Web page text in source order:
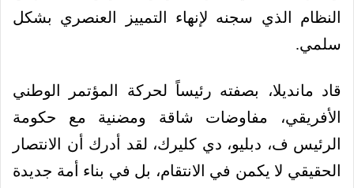
النظام الذي سجنه لإنهاء التمييز العنصري بشكل
سلمي.
قاد مانديلا، بصفته رئيساً لحركة المؤتمر الوطني
الأفريقي، مفاوضات شاقة ومضنية مع حكومة
الرئيس ف، دبليو، دي كليرك، لقد أدرك أن الانتصار
الحقيقي لا يكمن في الانتقام، بل في بناء أمة جديدة